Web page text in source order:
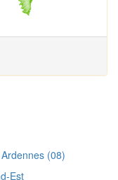
(08)
Est